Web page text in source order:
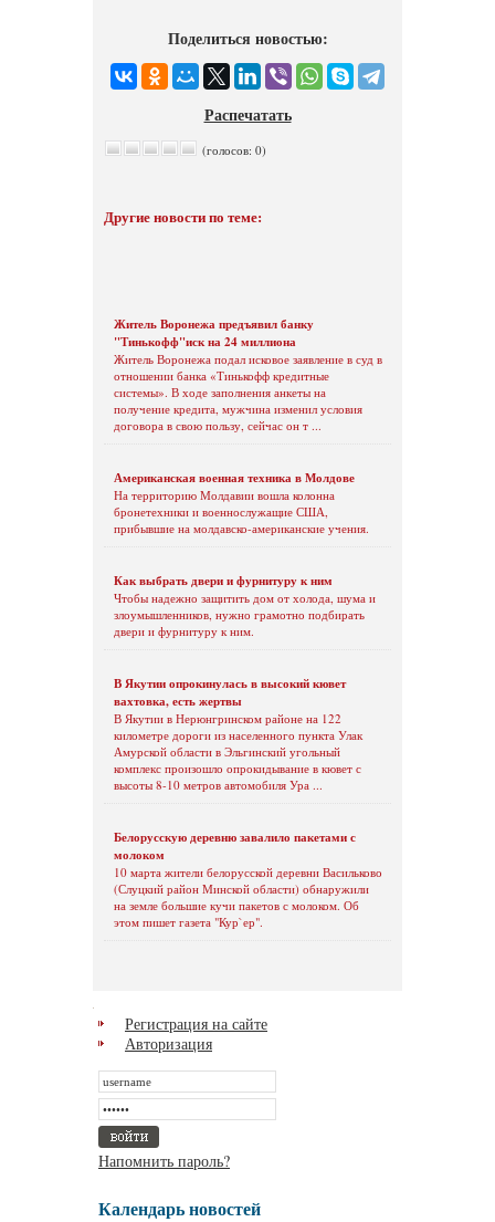
Поделиться новостью:
Распечатать
(голосов: 0)
Другие новости по теме:
Житель Воронежа предъявил банку
"Тинькофф"иск на 24 миллиона
Житель Воронежа подал исковое заявление в суд в
отношении банка «Тинькофф кредитные
системы». В ходе заполнения анкеты на
получение кредита, мужчина изменил условия
договора в свою пользу, сейчас он т ...
Американская военная техника в Молдове
На территорию Молдавии вошла колонна
бронетехники и военнослужащие США,
прибывшие на молдавско-американские учения.
Как выбрать двери и фурнитуру к ним
Чтобы надежно защитить дом от холода, шума и
злоумышленников, нужно грамотно подбирать
двери и фурнитуру к ним.
В Якутии опрокинулась в высокий кювет
вахтовка, есть жертвы
В Якутии в Нерюнгринском районе на 122
километре дороги из населенного пункта Улак
Амурской области в Эльгинский угольный
комплекс произошло опрокидывание в кювет с
высоты 8-10 метров автомобиля Ура ...
Белорусскую деревню завалило пакетами с
молоком
10 марта жители белорусской деревни Васильково
(Слуцкий район Минской области) обнаружили
на земле большие кучи пакетов с молоком. Об
этом пишет газета "Кур`ер".
Регистрация на сайте
Авторизация
Напомнить пароль?
Календарь новостей